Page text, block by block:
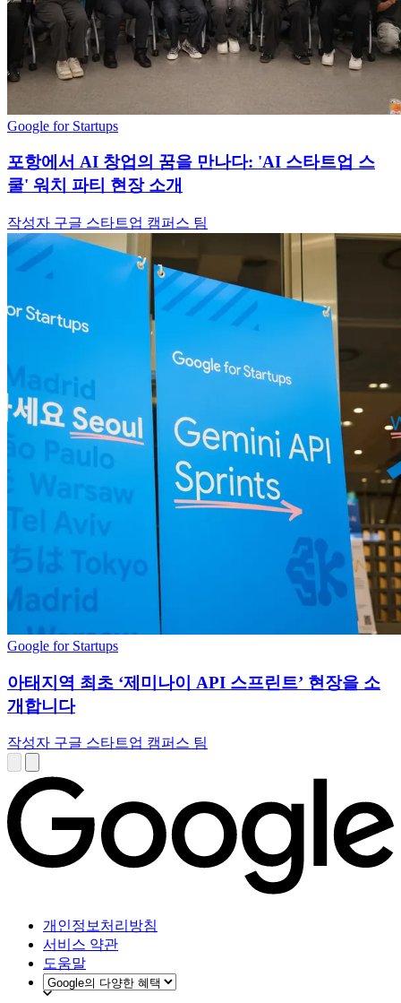
Google for Startups
포항에서 AI 창업의 꿈을 만나다: 'AI 스타트업 스
쿨' 워치 파티 현장 소개
작성자 구글 스타트업 캠퍼스 팀
Google for Startups
아태지역 최초 ‘제미나이 API 스프린트’ 현장을 소
개합니다
작성자 구글 스타트업 캠퍼스 팀
개인정보처리방침
서비스 약관
도움말